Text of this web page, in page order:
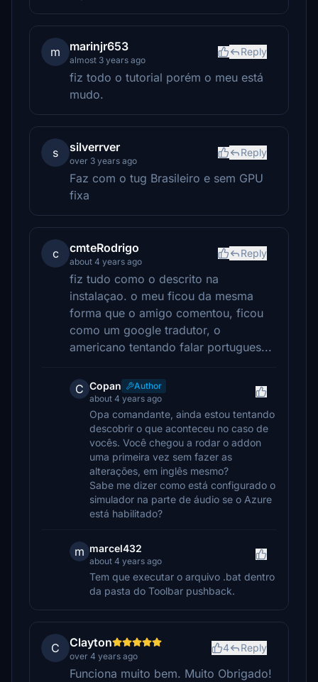
m marinjr653
almost 3 years ago
Reply
fiz todo o tutorial porém o meu está
mudo.
s silverrver
over 3 years ago
Reply
Faz com o tug Brasileiro e sem GPU
fixa
c cmteRodrigo
about 4 years ago
Reply
fiz tudo como o descrito na
instalaçao. o meu ficou da mesma
forma que o amigo comentou, ficou
como um google tradutor, o
americano tentando falar portugues...
C Copan
Author
about 4 years ago
Opa comandante, ainda estou tentando
descobrir o que aconteceu no caso de
vocês. Você chegou a rodar o addon
uma primeira vez sem fazer as
alterações, em inglês mesmo?
Sabe me dizer como está configurado o
simulador na parte de áudio se o Azure
está habilitado?
m marcel432
about 4 years ago
Tem que executar o arquivo .bat dentro
da pasta do Toolbar pushback.
C Clayton
over 4 years ago
4 Reply
Funciona muito bem. Muito Obrigado!